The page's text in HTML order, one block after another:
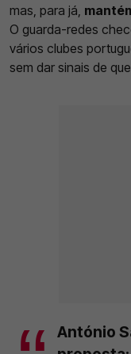
mas, para já,
O guarda-redes
vários clubes
sem dar sinais de
António